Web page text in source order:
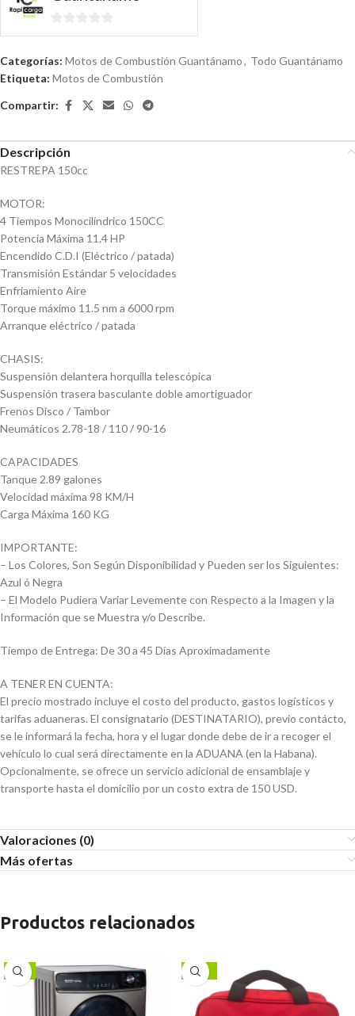
0
Categorías: Motos de Combustión Guantánamo, Todo Guantánamo
Etiqueta: Motos de Combustión
Compartir:
Descripción
RESTREPA 150cc
MOTOR:
4 Tiempos Monocilíndrico 150CC
Potencia Máxima 11.4 HP
Encendido C.D.I (Eléctrico / patada)
Transmisión Estándar 5 velocidades
Enfriamiento Aire
Torque máximo 11.5 nm a 6000 rpm
Arranque eléctrico / patada
CHASIS:
Suspensión delantera horquilla telescópica
Suspensión trasera basculante doble amortiguador
Frenos Disco / Tambor
Neumáticos 2.78-18 / 110 / 90-16
CAPACIDADES
Tanque 2.89 galones
Velocidad máxima 98 KM/H
Carga Máxima 160 KG
IMPORTANTE:
– Los Colores, Son Según Disponibilidad y Pueden ser los Siguientes:
Azul ó Negra
– El Modelo Pudiera Variar Levemente con Respecto a la Imagen y la
Información que se Muestra y/o Describe.
Tiempo de Entrega: De 30 a 45 Días Aproximadamente
A TENER EN CUENTA:
El precio mostrado incluye el costo del producto, gastos logísticos y
tarifas aduaneras. El consignatario (DESTINATARIO), previo contácto,
se le informará la fecha, hora y el lugar donde debe de ir a recoger el
vehículo lo cual será directamente en la ADUANA (en la Habana).
Opcionalmente, se ofrece un servicio adicional de ensamblaje y
transporte hasta el domicilio por un costo extra de 150 USD.
Valoraciones (0)
Más ofertas
Productos relacionados
-9% -38%